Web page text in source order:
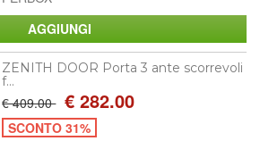
ZENITH DOOR Porta 3 ante scorrevoli
f...
€ 409.00 € 282.00
SCONTO 31%